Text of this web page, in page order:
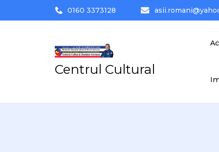
0160 3373128
Centrul Cultural